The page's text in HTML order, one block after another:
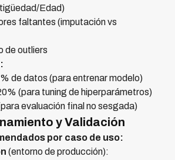
Edad)
faltantes (imputación vs
de outliers
de datos (para entrenar modelo)
(para tuning de hiperparámetros)
evaluación final no sesgada)
y Validación
por caso de uso:
(entorno de producción):